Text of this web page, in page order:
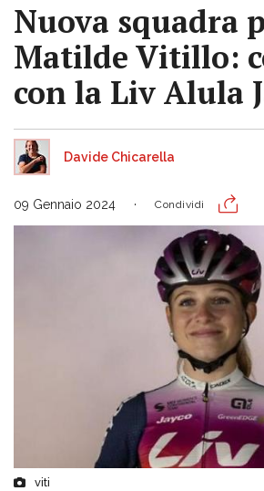
Nuova squadra
Matilde Vitillo:
con la Liv Alula
Davide Chicarella
09 Gennaio 2024 Condividi
viti